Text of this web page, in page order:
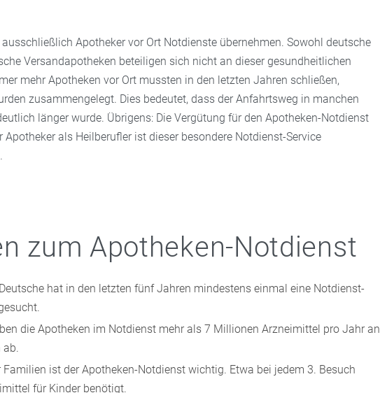
Apotheker vor Ort Notdienste übernehmen. Sowohl deutsche
Versandapotheken beteiligen sich nicht an dieser gesundheitlichen
mehr Apotheken vor Ort mussten in den letzten Jahren schließen,
zusammengelegt. Dies bedeutet, dass der Anfahrtsweg in manchen
länger wurde. Übrigens: Die Vergütung für den Apotheken-Notdienst
Apotheker als Heilberufler ist dieser besondere Notdienst-Service
zum Apotheken-Notdienst
hat in den letzten fünf Jahren mindestens einmal eine Notdienst-
die Apotheken im Notdienst mehr als 7 Millionen Arzneimittel pro Jahr an
ab.
Familien ist der Apotheken-Notdienst wichtig. Etwa bei jedem 3. Besuch
für Kinder benötigt.